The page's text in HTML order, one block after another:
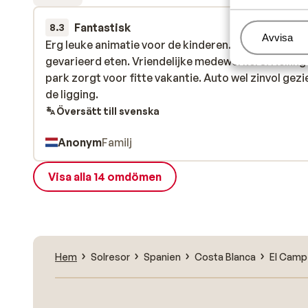
Hantera
Avvisa
8.3 Fantastisk
8 aug.
Erg leuke animatie voor de kinderen. Lekker en
gevarieerd eten. Vriendelijke medewerkers. Helling
park zorgt voor fitte vakantie. Auto wel zinvol
de ligging.
Erg leuke animatie voor de kinderen. Lekker en
gevarieerd eten. Vriendelijke medewerkers. Helling
park zorgt voor fitte vakantie. Auto wel zinvol
de ligging.
Översätt till svenska
AnonymFamilj
Visa alla 14 omdömen
Hem Solresor Spanien Costa Blanca El